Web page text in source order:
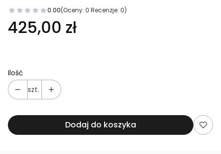
0.00(Oceny: 0 Recenzje: 0)
425,00 zł
Ilość
szt.
Dodaj do koszyka